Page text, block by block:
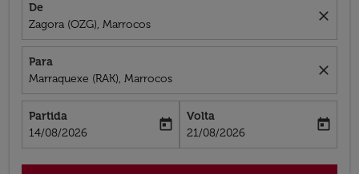
De
Zagora (OZG), Marrocos
close
Para
Marraquexe (RAK), Marrocos
close
Partida
fc-booking-departure-date-aria-label
14/08/2026
today
Volta
fc-booking-return-date-aria-label
21/08/2026
today